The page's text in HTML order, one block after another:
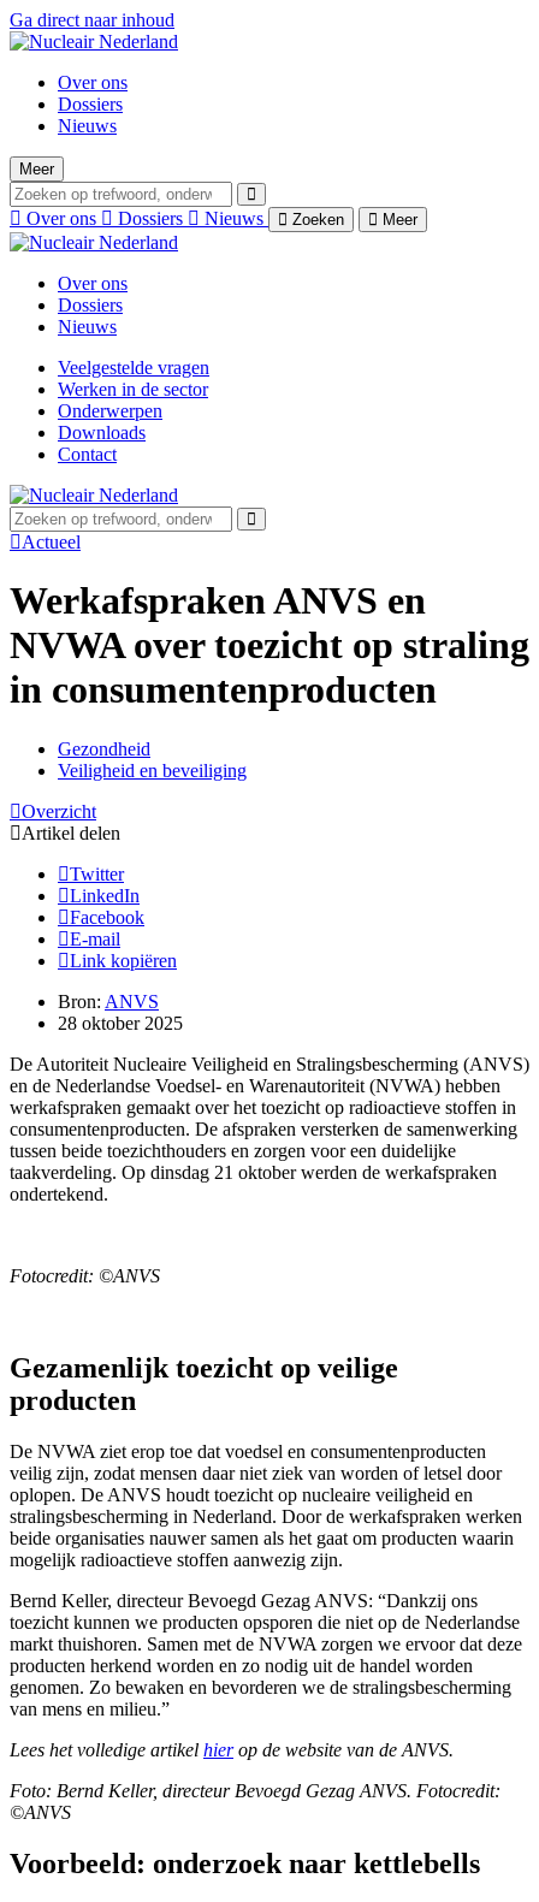
Ga direct naar inhoud
Over ons
Dossiers
Nieuws
Meer
Over ons Dossiers Nieuws Zoeken Meer
Over ons
Dossiers
Nieuws
Veelgestelde vragen
Werken in de sector
Onderwerpen
Downloads
Contact
Actueel
Werkafspraken ANVS en
NVWA over toezicht op straling
in consumentenproducten
Gezondheid
Veiligheid en beveiliging
Overzicht
Artikel delen
Twitter
LinkedIn
Facebook
E-mail
Link kopiëren
Bron: ANVS
28 oktober 2025
De Autoriteit Nucleaire Veiligheid en Stralingsbescherming (ANVS)
en de Nederlandse Voedsel- en Warenautoriteit (NVWA) hebben
werkafspraken gemaakt over het toezicht op radioactieve stoffen in
consumentenproducten. De afspraken versterken de samenwerking
tussen beide toezichthouders en zorgen voor een duidelijke
taakverdeling. Op dinsdag 21 oktober werden de werkafspraken
ondertekend.
Fotocredit: ©ANVS
Gezamenlijk toezicht op veilige
producten
De NVWA ziet erop toe dat voedsel en consumentenproducten
veilig zijn, zodat mensen daar niet ziek van worden of letsel door
oplopen. De ANVS houdt toezicht op nucleaire veiligheid en
stralingsbescherming in Nederland. Door de werkafspraken werken
beide organisaties nauwer samen als het gaat om producten waarin
mogelijk radioactieve stoffen aanwezig zijn.
Bernd Keller, directeur Bevoegd Gezag ANVS: “Dankzij ons
toezicht kunnen we producten opsporen die niet op de Nederlandse
markt thuishoren. Samen met de NVWA zorgen we ervoor dat deze
producten herkend worden en zo nodig uit de handel worden
genomen. Zo bewaken en bevorderen we de stralingsbescherming
van mens en milieu.”
Lees het volledige artikel hierop de website van de ANVS.
Foto: Bernd Keller, directeur Bevoegd Gezag ANVS. Fotocredit:
©ANVS
Voorbeeld: onderzoek naar kettlebells